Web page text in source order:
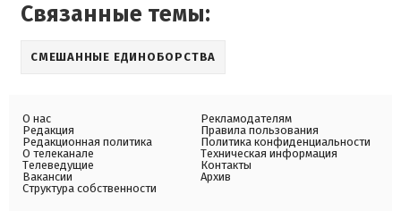
Связанные темы:
СМЕШАННЫЕ ЕДИНОБОРСТВА
О нас
Редакция
Редакционная политика
О телеканале
Телеведущие
Вакансии
Структура собственности
Рекламодателям
Правила пользования
Политика конфиденциальности
Техническая информация
Контакты
Архив